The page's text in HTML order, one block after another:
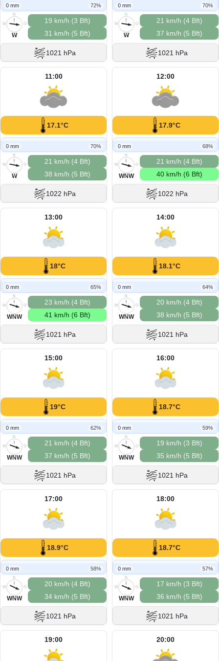
0 mm 72%
N
O
S
W
W
19 km/h (3 Bft)
31 km/h (5 Bft)
1021 hPa
0 mm 70%
N
O
S
W
W
21 km/h (4 Bft)
37 km/h (5 Bft)
1021 hPa
11:00
17.1°C
0 mm 70%
N
O
S
W
W
21 km/h (4 Bft)
38 km/h (5 Bft)
1022 hPa
12:00
17.9°C
0 mm 68%
N
O
S
W
WNW
21 km/h (4 Bft)
40 km/h (6 Bft)
1022 hPa
13:00
18°C
0 mm 65%
N
O
S
W
WNW
23 km/h (4 Bft)
41 km/h (6 Bft)
1021 hPa
14:00
18.1°C
0 mm 64%
N
O
S
W
WNW
20 km/h (4 Bft)
38 km/h (5 Bft)
1021 hPa
15:00
19°C
0 mm 62%
N
O
S
W
WNW
21 km/h (4 Bft)
37 km/h (5 Bft)
1021 hPa
16:00
18.7°C
0 mm 59%
N
O
S
W
WNW
19 km/h (3 Bft)
35 km/h (5 Bft)
1021 hPa
17:00
18.9°C
0 mm 58%
N
O
S
W
WNW
20 km/h (4 Bft)
34 km/h (5 Bft)
1021 hPa
18:00
18.7°C
0 mm 57%
N
O
S
W
WNW
17 km/h (3 Bft)
36 km/h (5 Bft)
1021 hPa
19:00 20:00